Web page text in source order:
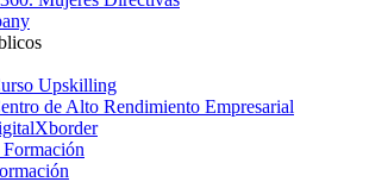
Upskilling
de Alto Rendimiento Empresarial